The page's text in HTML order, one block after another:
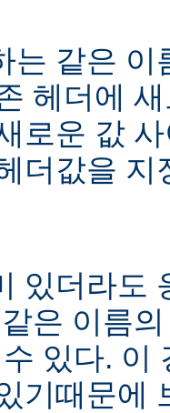
는 같은
헤더에
로운 값
더값을
있더라도
은 이름
있다. 이
기때문에